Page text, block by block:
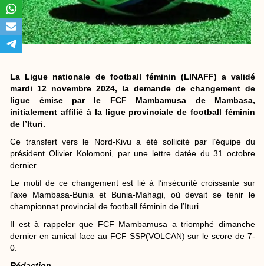
La Ligue nationale de football féminin (LINAFF) a validé
mardi 12 novembre 2024, la demande de changement de
ligue émise par le FCF Mambamusa de Mambasa,
initialement affilié à la ligue provinciale de football féminin
de l’Ituri.
Ce transfert vers le Nord-Kivu a été sollicité par l’équipe du
président Olivier Kolomoni, par une lettre datée du 31 octobre
dernier.
Le motif de ce changement est lié à l’insécurité croissante sur
l’axe Mambasa-Bunia et Bunia-Mahagi, où devait se tenir le
championnat provincial de football féminin de l’Ituri.
Il est à rappeler que FCF Mambamusa a triomphé dimanche
dernier en amical face au FCF SSP(VOLCAN) sur le score de 7-
0.